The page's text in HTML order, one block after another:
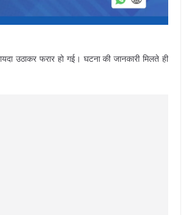
उठाकर फरार हो गई। घटना की जानकारी मिलते ही